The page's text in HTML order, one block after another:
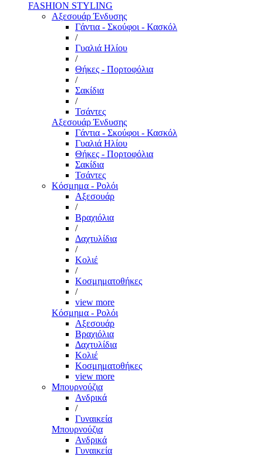
FASHION STYLING
Αξεσουάρ Ένδυσης
Γάντια - Σκούφοι - Κασκόλ
/
Γυαλιά Ηλίου
/
Θήκες - Πορτοφόλια
/
Σακίδια
/
Τσάντες
Αξεσουάρ Ένδυσης
Γάντια - Σκούφοι - Κασκόλ
Γυαλιά Ηλίου
Θήκες - Πορτοφόλια
Σακίδια
Τσάντες
Κόσμημα - Ρολόι
Αξεσουάρ
/
Βραχιόλια
/
Δαχτυλίδια
/
Κολιέ
/
Κοσμηματοθήκες
/
view more
Κόσμημα - Ρολόι
Αξεσουάρ
Βραχιόλια
Δαχτυλίδια
Κολιέ
Κοσμηματοθήκες
view more
Μπουρνούζια
Ανδρικά
/
Γυναικεία
Μπουρνούζια
Ανδρικά
Γυναικεία